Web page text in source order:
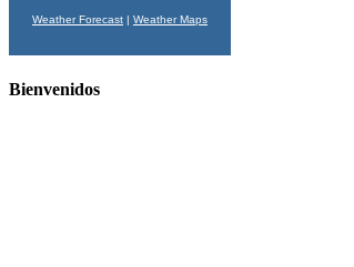
Weather Forecast Weather Maps
Bienvenidos